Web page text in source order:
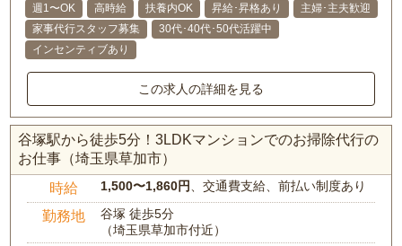
週1〜OK
高時給 扶養内OK 昇給･昇格あり
主婦･主夫歓迎
家事代行スタッフ募集
30代･40代･50代活躍中
インセンティブあり
この求人の詳細を見る
谷塚駅から徒歩5分！3LDKマンションでのお掃除代行の
お仕事（埼玉県草加市）
時給 1,500〜1,860円、交通費支給、前払い制度あり
勤務地
谷塚 徒歩5分
（埼玉県草加市付近）